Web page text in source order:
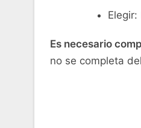
Es necesario
no se completa